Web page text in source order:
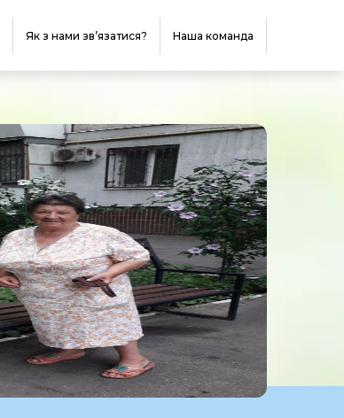
Як з нами зв’язатися? Наша команда